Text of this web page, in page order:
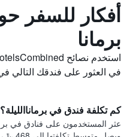
أفكار للسفر
برمانا
في العثور على فندقك التالي
كم تكلفة فندق في برماناالليلة؟